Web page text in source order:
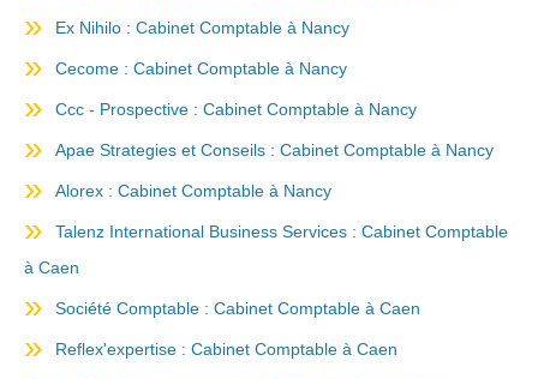
Ex Nihilo : Cabinet Comptable à Nancy
Cecome : Cabinet Comptable à Nancy
Ccc - Prospective : Cabinet Comptable à Nancy
Apae Strategies et Conseils : Cabinet Comptable à Nancy
Alorex : Cabinet Comptable à Nancy
Talenz International Business Services : Cabinet Comptable
à Caen
Société Comptable : Cabinet Comptable à Caen
Reflex'expertise : Cabinet Comptable à Caen